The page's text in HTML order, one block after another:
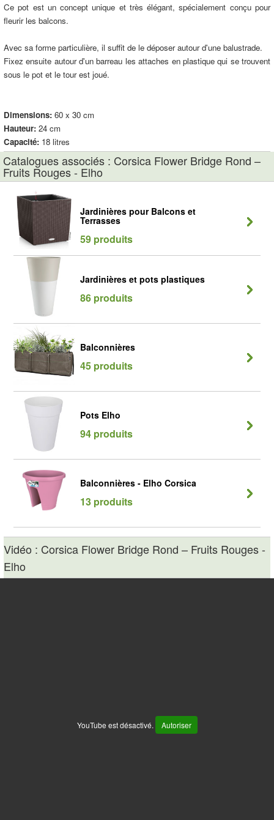
Ce pot est un concept unique et très élégant, spécialement conçu pour
fleurir les balcons.
Avec sa forme particulière, il suffit de le déposer autour d'une balustrade.
Fixez ensuite autour d'un barreau les attaches en plastique qui se trouvent
sous le pot et le tour est joué.
Dimensions: 60 x 30 cm
Hauteur: 24 cm
Capacité: 18 litres
Catalogues associés : Corsica Flower Bridge Rond –
Fruits Rouges - Elho
Jardinières pour Balcons et
Terrasses
59 produits
Jardinières et pots plastiques
86 produits
Balconnières
45 produits
Pots Elho
94 produits
Balconnières - Elho Corsica
13 produits
Vidéo : Corsica Flower Bridge Rond – Fruits Rouges -
Elho
YouTube est désactivé. Autoriser